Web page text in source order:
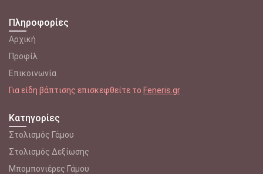
Πληροφορίες
Αρχική
Προφίλ
Επικοινωνία
Για είδη βάπτισης επισκεφθείτε το Feneris.gr
Κατηγορίες
Στολισμός Γάμου
Στολισμός Δεξίωσης
Μπομπονιέρες Γάμου